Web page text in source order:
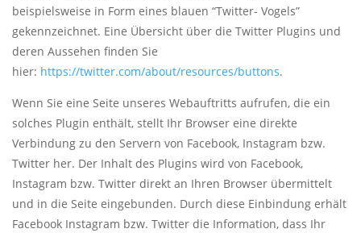
beispielsweise in Form eines blauen “Twitter- Vogels”
gekennzeichnet. Eine Übersicht über die Twitter Plugins und
deren Aussehen finden Sie
hier: https://twitter.com/about/resources/buttons.
Wenn Sie eine Seite unseres Webauftritts aufrufen, die ein
solches Plugin enthält, stellt Ihr Browser eine direkte
Verbindung zu den Servern von Facebook, Instagram bzw.
Twitter her. Der Inhalt des Plugins wird von Facebook,
Instagram bzw. Twitter direkt an Ihren Browser übermittelt
und in die Seite eingebunden. Durch diese Einbindung erhält
Facebook Instagram bzw. Twitter die Information, dass Ihr